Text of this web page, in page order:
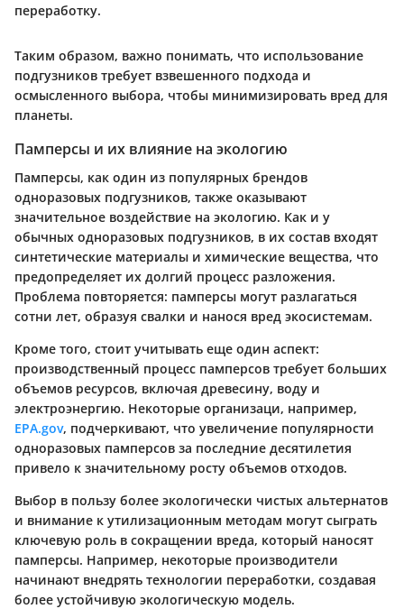
переработку.
Таким образом, важно понимать, что использование
подгузников требует взвешенного подхода и
осмысленного выбора, чтобы минимизировать вред для
планеты.
Памперсы и их влияние на экологию
Памперсы, как один из популярных брендов
одноразовых подгузников, также оказывают
значительное воздействие на экологию. Как и у
обычных одноразовых подгузников, в их состав входят
синтетические материалы и химические вещества, что
предопределяет их долгий процесс разложения.
Проблема повторяется: памперсы могут разлагаться
сотни лет, образуя свалки и нанося вред экосистемам.
Кроме того, стоит учитывать еще один аспект:
производственный процесс памперсов требует больших
объемов ресурсов, включая древесину, воду и
электроэнергию. Некоторые организаци, например,
EPA.gov, подчеркивают, что увеличение популярности
одноразовых памперсов за последние десятилетия
привело к значительному росту объемов отходов.
Выбор в пользу более экологически чистых альтернатов
и внимание к утилизационным методам могут сыграть
ключевую роль в сокращении вреда, который наносят
памперсы. Например, некоторые производители
начинают внедрять технологии переработки, создавая
более устойчивую экологическую модель.